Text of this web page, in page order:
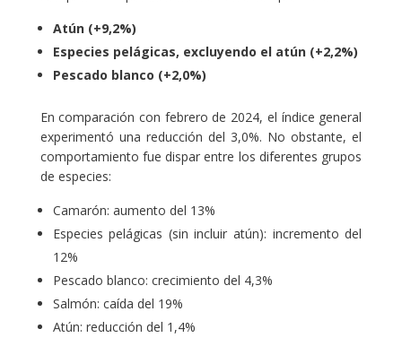
Atún (+9,2%)
Especies pelágicas, excluyendo el atún (+2,2%)
Pescado blanco (+2,0%)
En comparación con febrero de 2024, el índice general
experimentó una reducción del 3,0%. No obstante, el
comportamiento fue dispar entre los diferentes grupos
de especies:
Camarón: aumento del 13%
Especies pelágicas (sin incluir atún): incremento del
12%
Pescado blanco: crecimiento del 4,3%
Salmón: caída del 19%
Atún: reducción del 1,4%